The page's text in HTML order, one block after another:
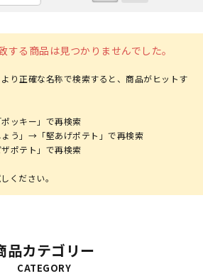
する商品は見つかりませんでした。
り正確な名称で検索すると、商品がヒットす
ッキー」で再検索
う」→「堅あげポテト」で再検索
ポテト」で再検索
品カテゴリー
CATEGORY